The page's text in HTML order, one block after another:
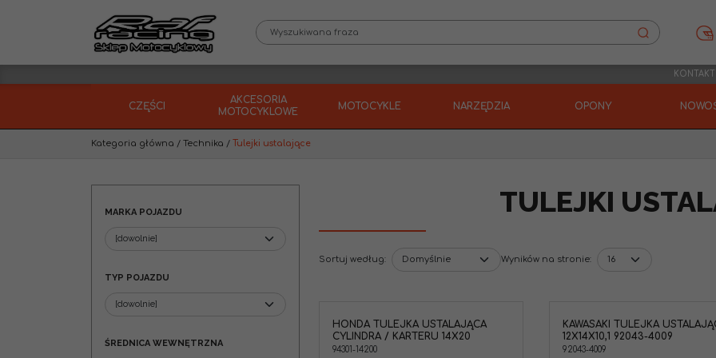
KONTAKT
CZĘŚCI
AKCESORIA
MOTOCYKLOWE
MOTOCYKLE NARZĘDZIA OPONY
Kategoria główna / Technika / Tulejki ustalające
TULEJKI
Sortuj według: Wyników na stronie:
cylindra / karteru 14x20
HONDA TULEJKA USTALAJĄCA
CYLINDRA / KARTERU 14X20
94301-14200
Kawasaki 92043-4009 Tulejka
ustalająca 12x14x10,1mm
KAWASAKI TULEJKA
12X14X10,1 92043-4009
92043-4009
Kawasaki 551A0814
ustalająca 8x14
MARKA POJAZDU
TYP POJAZDU
ŚREDNICA WEWNĘTRZNA